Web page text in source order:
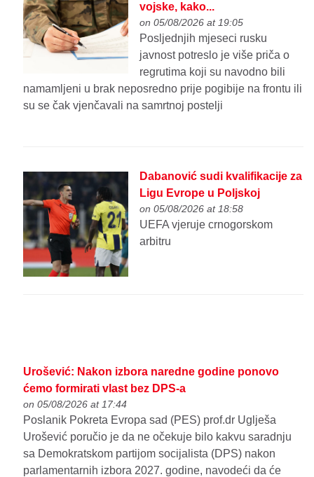
vojske, kako...
on 05/08/2026 at 19:05
Posljednjih mjeseci rusku
javnost potreslo je više priča o
regrutima koji su navodno bili
namamljeni u brak neposredno prije pogibije na frontu ili
su se čak vjenčavali na samrtnoj postelji
Dabanović sudi kvalifikacije za
Ligu Evrope u Poljskoj
on 05/08/2026 at 18:58
UEFA vjeruje crnogorskom
arbitru
Urošević: Nakon izbora naredne godine ponovo
ćemo formirati vlast bez DPS-a
on 05/08/2026 at 17:44
Poslanik Pokreta Evropa sad (PES) prof.dr Uglješa
Urošević poručio je da ne očekuje bilo kakvu saradnju
sa Demokratskom partijom socijalista (DPS) nakon
parlamentarnih izbora 2027. godine, navodeći da će